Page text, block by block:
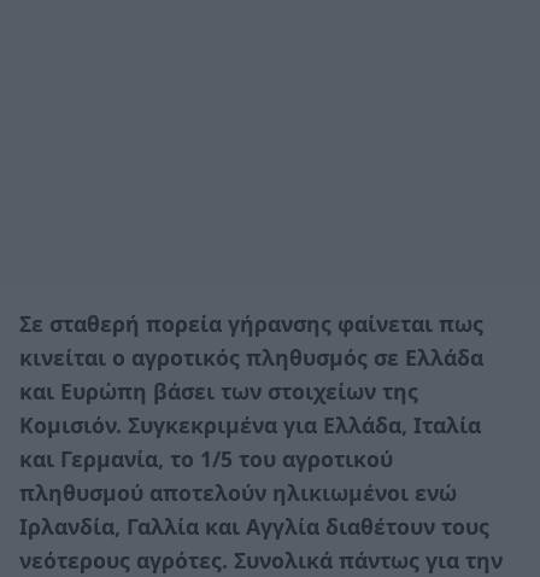
Σε σταθερή πορεία γήρανσης φαίνεται πως
κινείται ο αγροτικός πληθυσμός σε Ελλάδα
και Ευρώπη βάσει των στοιχείων της
Κομισιόν. Συγκεκριμένα για Ελλάδα, Ιταλία
και Γερμανία, το 1/5 του αγροτικού
πληθυσμού αποτελούν ηλικιωμένοι ενώ
Ιρλανδία, Γαλλία και Αγγλία διαθέτουν τους
νεότερους αγρότες. Συνολικά πάντως για την